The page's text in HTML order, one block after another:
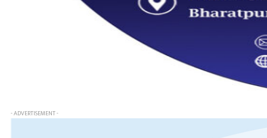
- ADVERTISEMENT -